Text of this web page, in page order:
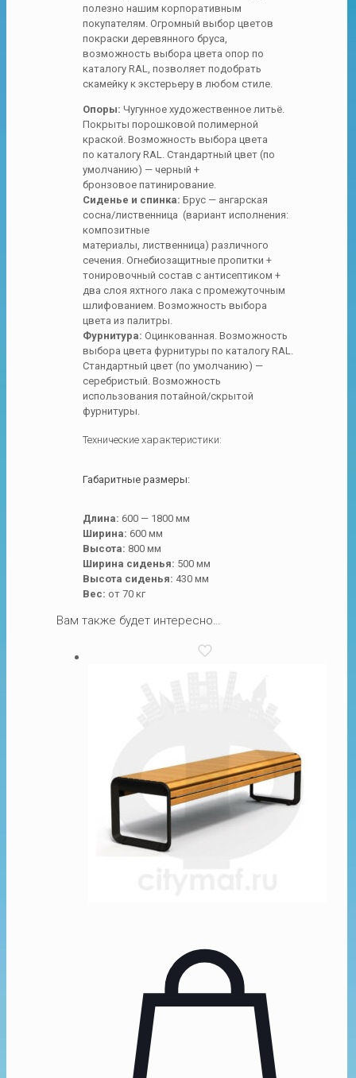
полезно нашим корпоративным
покупателям. Огромный выбор цветов
покраски деревянного бруса,
возможность выбора цвета опор по
каталогу RAL, позволяет подобрать
скамейку к экстерьеру в любом стиле.
Опоры: Чугунное художественное литьё.
Покрыты порошковой полимерной
краской. Возможность выбора цвета
по каталогу RAL. Стандартный цвет (по
умолчанию) — черный +
бронзовое патинирование.
Сиденье и спинка: Брус — ангарская
сосна/лиственница (вариант исполнения:
композитные
материалы, лиственница) различного
сечения. Огнебиозащитные пропитки +
тонировочный состав с антисептиком +
два слоя яхтного лака с промежуточным
шлифованием. Возможность выбора
цвета из палитры.
Фурнитура: Оцинкованная. Возможность
выбора цвета фурнитуры по каталогу RAL.
Стандартный цвет (по умолчанию) —
серебристый. Возможность
использования потайной/скрытой
фурнитуры.
Технические характеристики:
Габаритные размеры:
Длина: 600 — 1800 мм
Ширина: 600 мм
Высота: 800 мм
Ширина сиденья: 500 мм
Высота сиденья: 430 мм
Вес: от 70 кг
Вам также будет интересно…